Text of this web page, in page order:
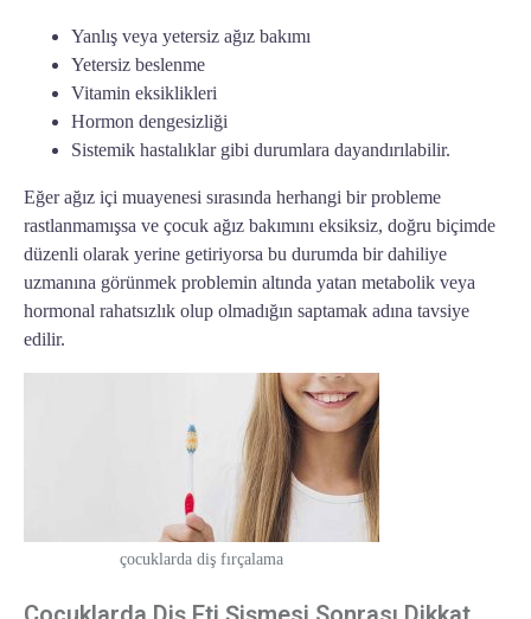
Yanlış veya yetersiz ağız bakımı
Yetersiz beslenme
Vitamin eksiklikleri
Hormon dengesizliği
Sistemik hastalıklar gibi durumlara dayandırılabilir.
Eğer ağız içi muayenesi sırasında herhangi bir probleme
rastlanmamışsa ve çocuk ağız bakımını eksiksiz, doğru biçimde
düzenli olarak yerine getiriyorsa bu durumda bir dahiliye
uzmanına görünmek problemin altında yatan metabolik veya
hormonal rahatsızlık olup olmadığın saptamak adına tavsiye
edilir.
çocuklarda diş fırçalama